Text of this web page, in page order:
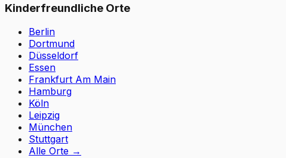
Kinderfreundliche Orte
Berlin
Dortmund
Düsseldorf
Essen
Frankfurt Am Main
Hamburg
Köln
Leipzig
München
Stuttgart
Alle Orte →